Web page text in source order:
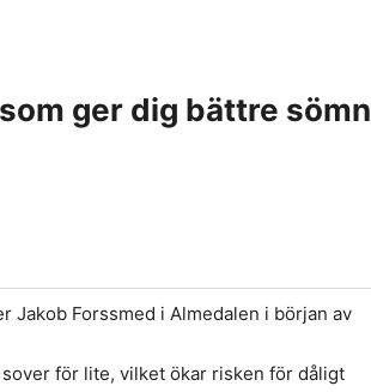
ger dig bättre sömn
Jakob Forssmed i Almedalen i början av
för lite, vilket ökar risken för dåligt